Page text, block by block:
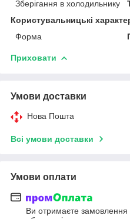
Зберігання в холодильнику
Користувальницькі
Форма
Приховати
Умови доставки
Нова Пошта
Всі умови доставки
Умови оплати
Ви отримаєте замовлення